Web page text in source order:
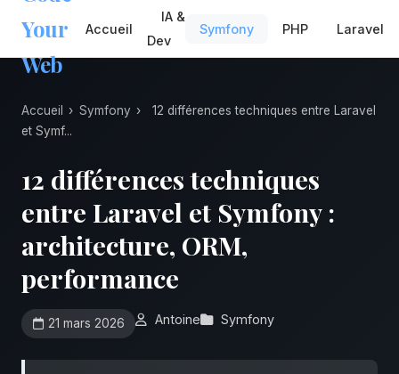
Your
Web
Accueil
IA &
Dev
Symfony PHP Laravel
Accueil › Symfony ›
12 différences techniques entre Laravel
et Symf...
12 différences techniques
entre Laravel et Symfony :
architecture, ORM,
performance
21 mars 2026 Antoine Symfony